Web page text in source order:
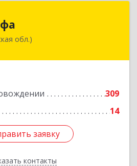
обл.)
309
14
заявку
контакты
Благовещенск г, Зейская
заявку
Назад